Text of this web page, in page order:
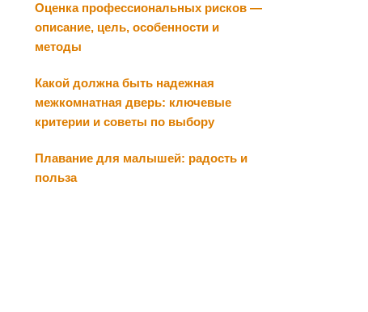
Оценка профессиональных рисков —
описание, цель, особенности и
методы
Какой должна быть надежная
межкомнатная дверь: ключевые
критерии и советы по выбору
Плавание для малышей: радость и
польза